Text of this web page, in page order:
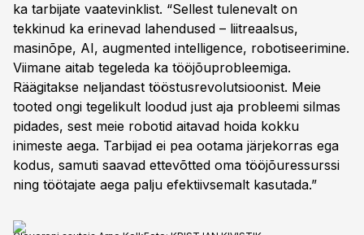
ka tarbijate vaatevinklist. “Sellest tulenevalt on
tekkinud ka erinevad lahendused – liitreaalsus,
masinõpe, AI, augmented intelligence, robotiseerimine.
Viimane aitab tegeleda ka tööjõuprobleemiga.
Räägitakse neljandast tööstusrevolutsioonist. Meie
tooted ongi tegelikult loodud just aja probleemi silmas
pidades, sest meie robotid aitavad hoida kokku
inimeste aega. Tarbijad ei pea ootama järjekorras ega
kodus, samuti saavad ettevõtted oma tööjõuressurssi
ning töötajate aega palju efektiivsemalt kasutada.”